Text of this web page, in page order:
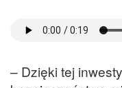
– Dzięki tej